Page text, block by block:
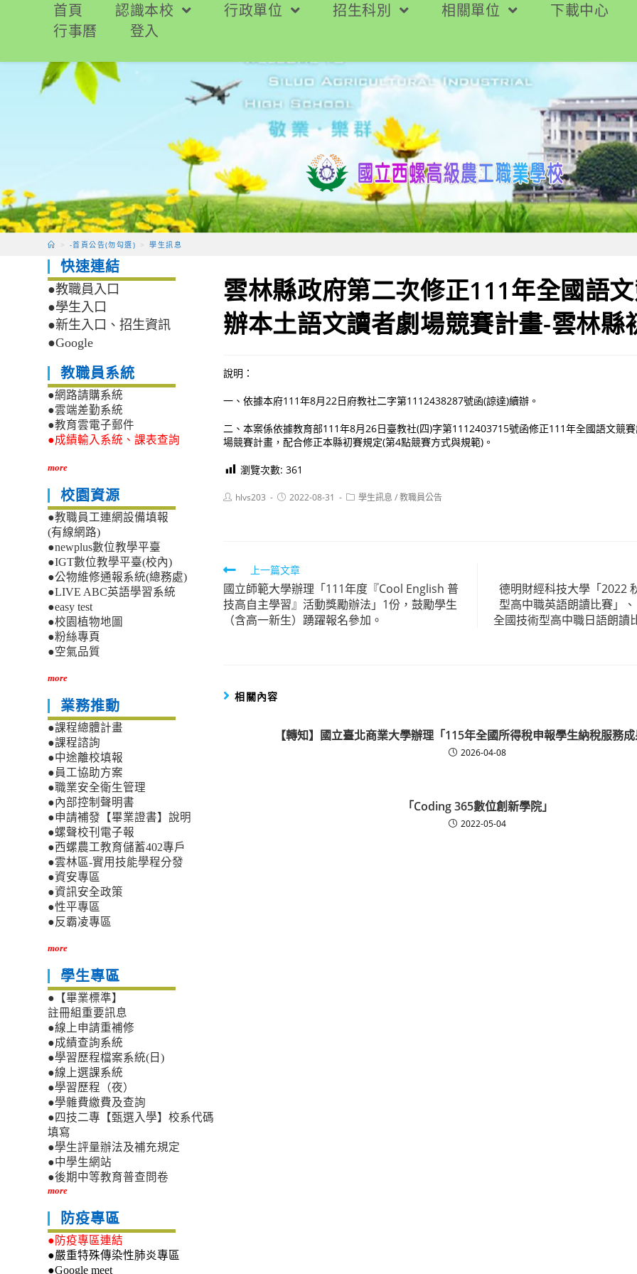
要
首頁 認識本校 行政單位 招生科別 相關單位
下載中心
行事曆
登入
> -首頁公告(勿勾選) > 學生訊息
雲林縣政府第二次修正111年全國語
辦本土語文讀者劇場競賽計畫-雲林縣
說明：
一、依據本府111年8月22日府教社二字第1112438287號函(諒達)續辦。
二、本案係依據教育部111年8月26日臺教社(四)字第1112403715號函修正111年全國語文競
場競賽計畫，配合修正本縣初賽規定(第4點競賽方式與規範)。
瀏覽次數: 361
Posthlvs203
Post2022-08-31
Post學生訊息 /教職員公告
Read
more
articles
上一篇文章
國立師範大學辦理「111年度『Cool English 普
技高自主學習』活動獎勵辦法」1份，鼓勵學生
（含高一新生）踴躍報名參加。
德明財經科技大學「2022
型高中職英語朗讀比賽」
全國技術型高中職日語朗讀
相關內容
【轉知】國立臺北商業大學辦理「115年全國所得稅申報學生納稅服務
2026-04-08
「Coding 365數位創新學院」
2022-05-04
快速連結
●教職員入口
●學生入口
●新生入口、招生資訊
●Google
教職員系統
●網路請購系統
●雲端差勤系統
●教育雲電子郵件
●成績輸入系統、課表查詢
more
校園資源
●教職員工連網設備填報
(有線網路)
●newplus數位教學平臺
●IGT數位教學平臺(校內)
●公物維修通報系統(總務處)
●LIVE ABC英語學習系統
●easy test
●校園植物地圖
●粉絲專頁
●空氣品質
more
業務推動
●課程總體計畫
●課程諮詢
●中途離校填報
●員工協助方案
●職業安全衛生管理
●內部控制聲明書
●申請補發【畢業證書】說明
●螺聲校刊電子報
●西螺農工教育儲蓄402專戶
●雲林區-實用技能學程分發
●資安專區
●資訊安全政策
●性平專區
●反霸凌專區
more
學生專區
●【畢業標準】
註冊組重要訊息
●線上申請重補修
●成績查詢系統
●學習歷程檔案系統(日)
●線上選課系統
●學習歷程（夜）
●學雜費繳費及查詢
●四技二專【甄選入學】校系代碼
填寫
●學生評量辦法及補充規定
●中學生網站
●後期中等教育普查問卷
more
防疫專區
●防疫專區連結
●嚴重特殊傳染性肺炎專區
●Google meet